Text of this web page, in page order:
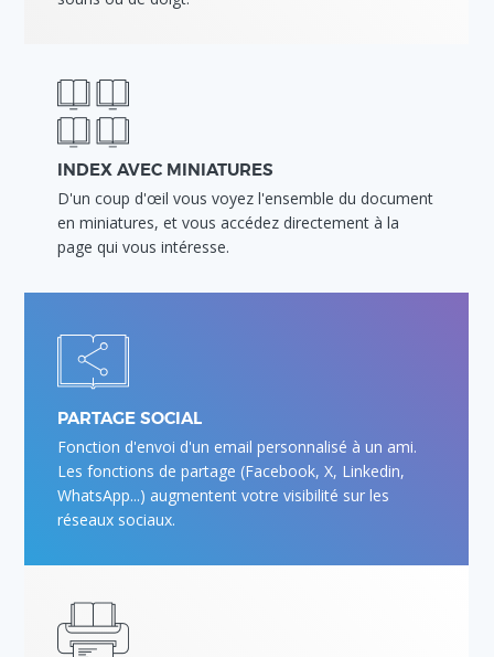
INDEX AVEC MINIATURES
D'un coup d'œil vous voyez l'ensemble du document
en miniatures, et vous accédez directement à la
page qui vous intéresse.
PARTAGE SOCIAL
Fonction d'envoi d'un email personnalisé à un ami.
Les fonctions de partage (Facebook, X, Linkedin,
WhatsApp...) augmentent votre visibilité sur les
réseaux sociaux.